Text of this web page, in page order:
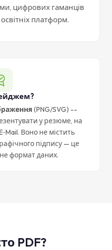
цифрових гаманців
платформ.
(PNG/SVG) --
у резюме, на
Воно не містить
підпису — це
формат даних.
PDF?